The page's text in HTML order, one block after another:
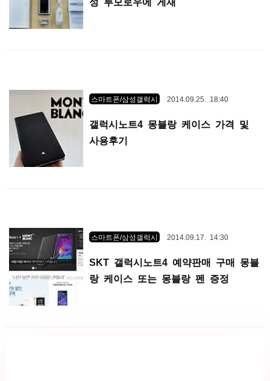
스마트폰/삼성갤럭시 2014.09.25. 18:40
갤럭시노트4 몽블랑 케이스 가격 및
사용후기
스마트폰/삼성갤럭시 2014.09.17. 14:30
SKT 갤럭시노트4 예약판매 구매 몽블
랑 케이스 또는 몽블랑 펜 증정